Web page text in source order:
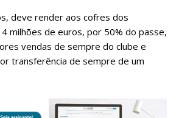
deve render aos cofres dos
milhões de euros, por 50% do passe,
vendas de sempre do clube e
transferência de sempre de um